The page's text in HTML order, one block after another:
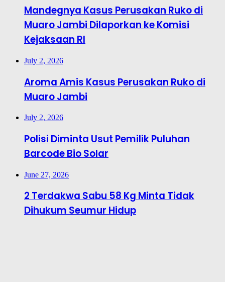
Mandegnya Kasus Perusakan Ruko di
Muaro Jambi Dilaporkan ke Komisi
Kejaksaan RI
July 2, 2026
Aroma Amis Kasus Perusakan Ruko di
Muaro Jambi
July 2, 2026
Polisi Diminta Usut Pemilik Puluhan
Barcode Bio Solar
June 27, 2026
2 Terdakwa Sabu 58 Kg Minta Tidak
Dihukum Seumur Hidup